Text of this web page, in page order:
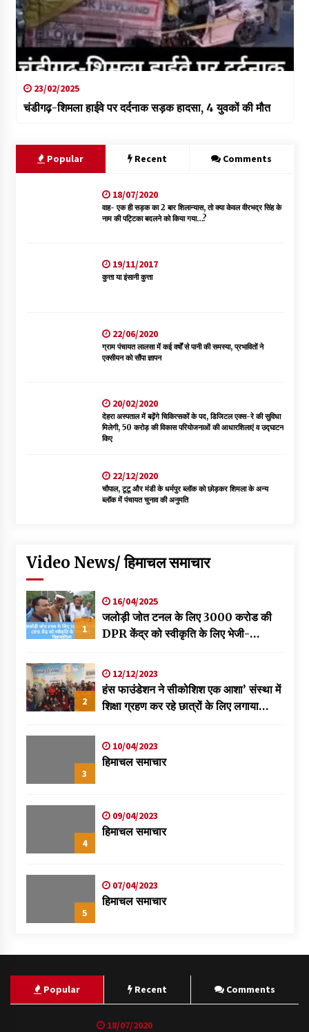
23/02/2025
चंडीगढ़-शिमला हाईवे पर दर्दनाक सड़क हादसा, 4 युवकों की मौत
Popular Recent Comments
18/07/2020
वाह- एक ही सड़क का 2 बार शिलान्यास, तो क्या केवल वीरभद्र सिंह के
नाम की पट्टिका बदलने को किया गया…?
19/11/2017
कुत्ता या इंसानी कुत्ता
22/06/2020
ग्राम पंचायत लालसा में कई वर्षों से पानी की समस्या, प्रभावितों ने
एक्सीयन को सौंपा ज्ञापन
20/02/2020
देहरा अस्पताल में बढ़ेंगे चिकित्सकों के पद, डिजिटल एक्स-रे की सुविधा
मिलेगी, 50 करोड़ की विकास परियोजनाओं की आधारशिलाएं व उद्घाटन
किए
22/12/2020
चौपाल, टूटू और मंडी के धर्मपुर ब्लॉक को छोड़कर शिमला के अन्य
ब्लॉक में पंचायत चुनाव की अनुमति
Video News/ हिमाचल समाचार
1
16/04/2025
जलोड़ी जोत टनल के लिए 3000 करोड की
DPR केंद्र को स्वीकृति के लिए भेजी-
2
12/12/2023
हंस फाउंडेशन ने सीकोशिश एक आशा’ संस्था में
शिक्षा ग्रहण कर रहे छात्रों के लिए लगाया
3
10/04/2023
हिमाचल समाचार
4
09/04/2023
हिमाचल समाचार
5
07/04/2023
हिमाचल समाचार
Popular Recent Comments
18/07/2020